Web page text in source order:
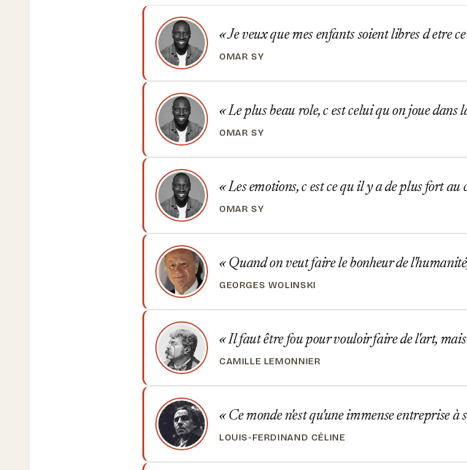
Je veux que mes enfants soient libres d etre
OMAR SY
Le plus beau role, c est celui qu on joue dans
OMAR SY
Les emotions, c est ce qu il y a de plus fort au
OMAR SY
Quand on veut faire le bonheur de
GEORGES WOLINSKI
Il faut être fou pour vouloir faire de l'art,
CAMILLE LEMONNIER
Ce monde n'est qu'une immense entreprise à
LOUIS-FERDINAND CÉLINE